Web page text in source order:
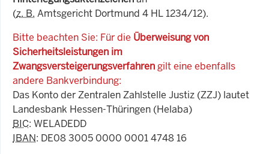
(z. B. Amtsgericht Dortmund 4 HL 1234/12).
Bitte beachten Sie: Für die Überweisung von
Sicherheitsleistungen im
Zwangsversteigerungsverfahrengilt eine ebenfalls
andere Bankverbindung:
Das Konto der Zentralen Zahlstelle Justiz (ZZJ) lautet
Landesbank Hessen-Thüringen (Helaba)
BIC: WELADEDD
IBAN: DE08 3005 0000 0001 4748 16